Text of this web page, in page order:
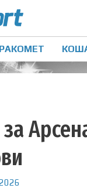
РАКОМЕТ